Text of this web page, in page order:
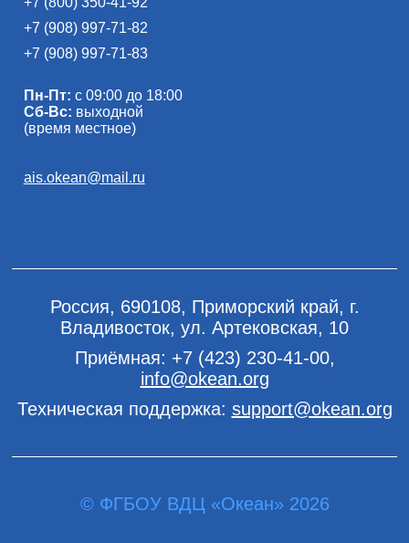
+7 (908) 997-71-82
+7 (908) 997-71-83
Пн-Пт: с 09:00 до 18:00
Сб-Вс: выходной
(время местное)
ais.okean@mail.ru
Россия, 690108, Приморский край, г.
Владивосток, ул. Артековская, 10
Приёмная: +7 (423) 230-41-00,
info@okean.org
Техническая поддержка: support@okean.org
© ФГБОУ ВДЦ «Океан» 2026